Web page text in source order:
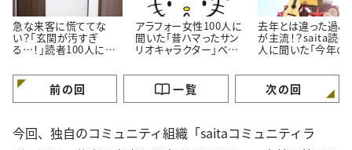
急な来客に慌ててな
い？「玄関が汚すぎ
る…！」読者100人に聞
ておくコツ」3選
アラフォー女性100人に
聞いた「昔ハマったサン
リオキャラクター」ベス
ーがランクイン
去年とは違った過ご
が主流！？saita読
人に聞いた「今年の
前の回 一覧 次の回
今回、独自のコミュニティ組織「saitaコミュニティラ